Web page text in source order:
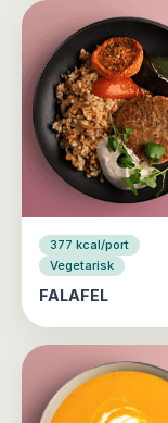
377 kcal/port
Vegetarisk
FALAFEL